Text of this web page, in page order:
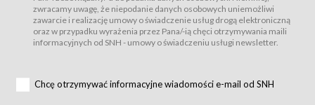
Usługobiorców wymaga akceptacji postanowień Regulaminu.
Usługobiorca zobowiązany jest do przestrzegania postanowień Regulaminu
od chwili rozpoczęcia korzystania z Serwisu.
Regulamin jest udostępniony Usługobiorcom nieodpłatnie za
Warunki techniczne korzystania z Usług
zwracamy uwagę, że niepodanie danych osobowych uniemożliwi
zawarcie i realizację umowy o świadczenie usług drogą elektroniczną
oraz w przypadku wyrażenia przez Pana/-ią chęci otrzymywania maili
informacyjnych od SNH - umowy o świadczeniu usługi newsletter.
Chcę otrzymywać informacyjne wiadomości e-mail od SNH